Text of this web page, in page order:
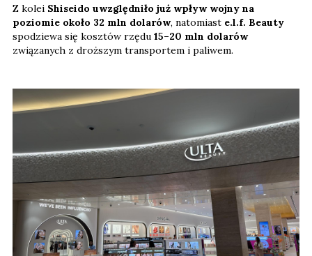
Z kolei Shiseido uwzględniło już wpływ wojny na
poziomie około 32 mln dolarów, natomiast e.l.f. Beauty
spodziewa się kosztów rzędu 15–20 mln dolarów
związanych z droższym transportem i paliwem.